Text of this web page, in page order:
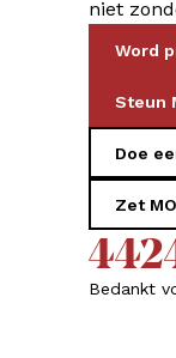
niet
Word
Steun
Doe
Zet
Bedankt